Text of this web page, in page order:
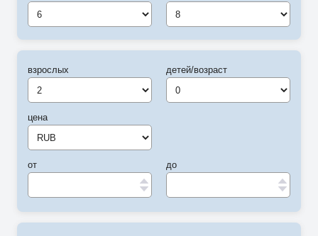
6 8
взрослых
цена
от
детей/возраст
до